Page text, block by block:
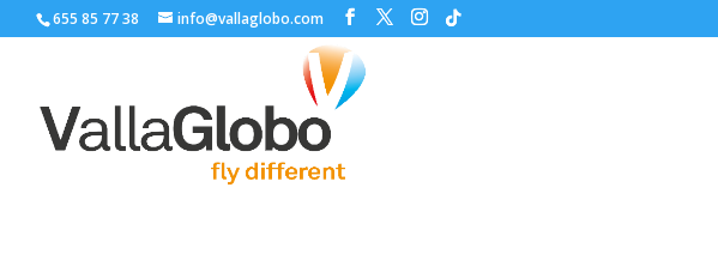
655 85 77 38 info@vallaglobo.com